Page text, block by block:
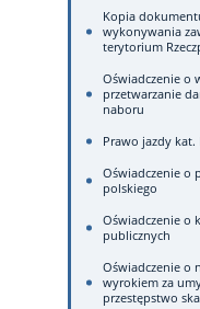
Kopia
wykonywania
terytorium
Oświadczenie o
przetwarzanie
naboru
Prawo jazdy kat.
Oświadczenie o
polskiego
Oświadczenie o
publicznych
Oświadczenie o
wyrokiem za
przestępstwo